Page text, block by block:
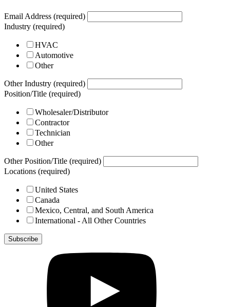
Email Address (required)
Industry (required)
HVAC
Automotive
Other
Other Industry (required)
Position/Title (required)
Wholesaler/Distributor
Contractor
Technician
Other
Other Position/Title (required)
Locations (required)
United States
Canada
Mexico, Central, and South America
International - All Other Countries